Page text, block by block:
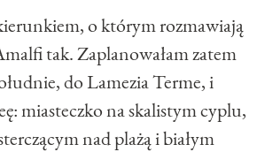
o którym rozmawiają
tak. Zaplanowałam zatem
do Lamezia Terme, i
miasteczko na skalistym cyplu,
nad plażą i białym